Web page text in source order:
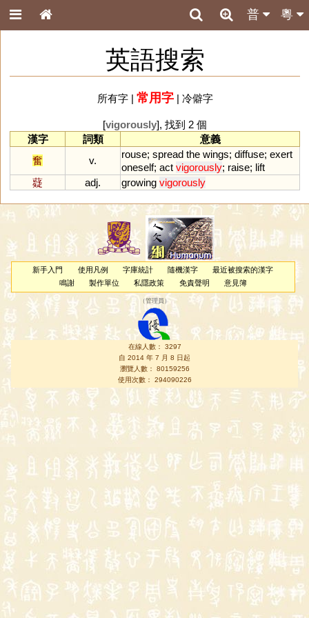
粵
普
英語搜索
所有字| 常用字| 冷僻字
[vigorously], 找到 2 個
漢字
詞類
意義
奮
v.
rouse; spread the wings; diffuse; exert
oneself; act vigorously; raise; lift
薿
adj. growing vigorously
新手入門 使用凡例 字庫統計 隨機漢字
最近被搜索的漢字
鳴謝
製作單位 私隱政策 免責聲明 意見簿
（管理員 ）
在線人數： 3297
自 2014 年 7 月 8 日起
瀏覽人數： 80159256
使用次數： 294090226